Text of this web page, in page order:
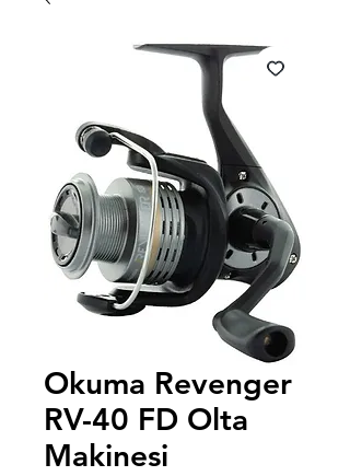
Okuma Revenger
RV-40 FD Olta
Makinesi